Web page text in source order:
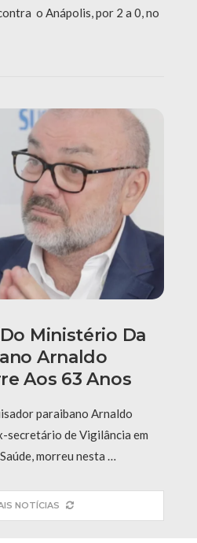
o Anápolis, por 2 a 0, no
Ministério Da
Arnaldo
Aos 63 Anos
paraibano Arnaldo
secretário de Vigilância em
morreu nesta …
NOTÍCIAS